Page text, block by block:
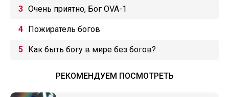
Очень приятно, Бог OVA-1
Пожиратель богов
Как быть богу в мире без богов?
РЕКОМЕНДУЕМ ПОСМОТРЕТЬ